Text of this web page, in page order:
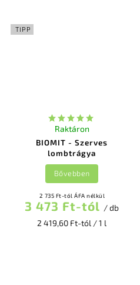
TIPP
BIOMIT - Szerves
lombtrágya
Raktáron
2 735 Ft-tól ÁFA nélkül
3 473 Ft-tól / db
2 419,60 Ft-tól / 1 l
Bővebben